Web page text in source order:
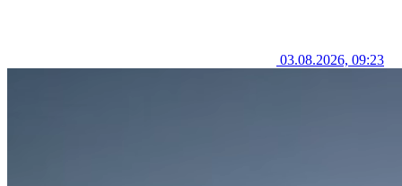
03.08.2026, 09:23